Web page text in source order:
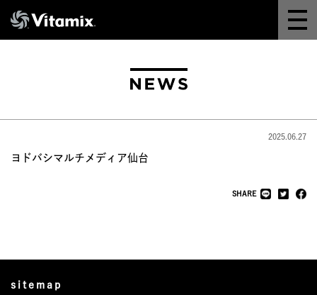
オンラインストア
2025.06.27
ヨドバシマルチメディア仙台
SHARE
sitemap